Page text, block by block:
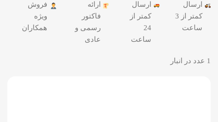
ارسال
کمتر از 3
ساعت
ارسال
کمتر از
24
ساعت
ارائه
فاکتور
رسمی و
عادی
فروش
ویژه
همکاران
1 عدد در انبار